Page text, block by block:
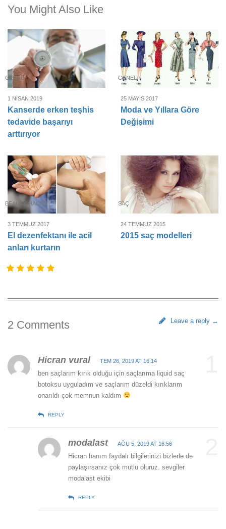
You Might Also Like
GENEL
1 NISAN 2019
Kanserde erken teşhis
tedavide başarıyı
arttırıyor
GENEL
25 MAYIS 2017
Moda ve Yıllara Göre
Değişimi
BEAUTY HACKS
3 TEMMUZ 2017
El dezenfektanı ile acil
anları kurtarın
SAÇ
24 TEMMUZ 2015
2015 saç modelleri
2 Comments Leave a reply →
Hicran vural TEM 26, 2019 AT 16:14
ben saçlarım kırık olduğu için saçlarıma liquid saç
botoksu uyguladım ve saçlarım düzeldi kırıklarım
onarıldı çok memnun kaldım
REPLY
modalast AĞU 5, 2019 AT 16:56
Hicran hanım faydalı bilgilerinizi bizlerle de
paylaşırsanız çok mutlu oluruz. sevgiler
modalast ekibi
REPLY